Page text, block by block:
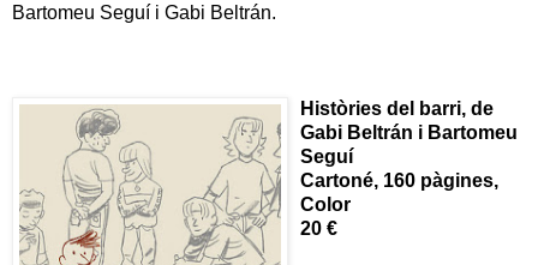
Bartomeu Seguí i Gabi Beltrán.
Històries del barri, de
Gabi Beltrán i Bartomeu
Seguí
Cartoné, 160 pàgines,
Color
20 €